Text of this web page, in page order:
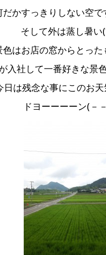
だかすっきりしない空で
そして外は蒸し暑い
色はお店の窓からとっ
入社して一番好きな景
日は残念な事にこのお
ドヨーーーーン(－